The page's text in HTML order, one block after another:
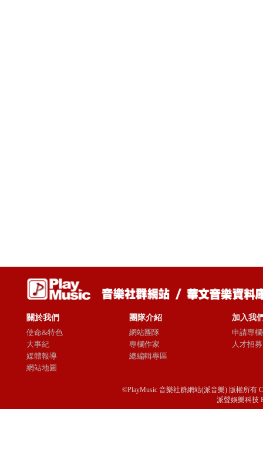
關於我們
使命&特色
大事紀
媒體報導
網站地圖
團隊介紹
網站團隊
專欄作家
總編輯專區
加入我
申請專
人才招募
©PlayMusic 音樂社群網站(派音樂) 版權所有
派聲娛樂科技